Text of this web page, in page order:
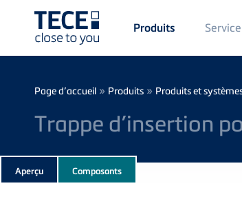
Main
Menü
1
Produits Service
Breadcrumb
Page d’accueil » Produits » Produits et
Trappe d’insertion
Subnavigation
of
Aperçu Composants